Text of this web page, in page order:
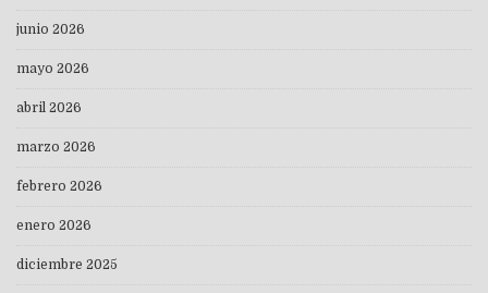
junio 2026
mayo 2026
abril 2026
marzo 2026
febrero 2026
enero 2026
diciembre 2025